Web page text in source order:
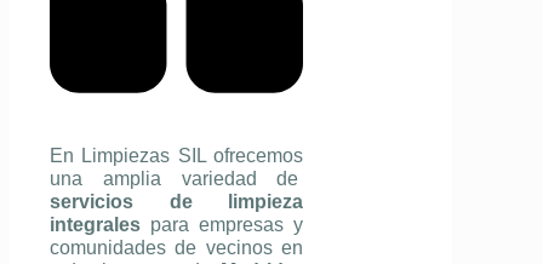
En Limpiezas SIL ofrecemos
una amplia variedad de
servicios de limpieza
integrales para empresas y
comunidades de vecinos en